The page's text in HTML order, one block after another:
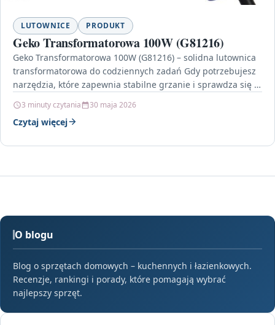
LUTOWNICE PRODUKT
Geko Transformatorowa 100W (G81216)
Geko Transformatorowa 100W (G81216) – solidna lutownica
transformatorowa do codziennych zadań Gdy potrzebujesz
narzędzia, które zapewnia stabilne grzanie i sprawdza się w
3 minuty czytania 30 maja 2026
Czytaj więcej
O blogu
Blog o sprzętach domowych – kuchennych i łazienkowych.
Recenzje, rankingi i porady, które pomagają wybrać
najlepszy sprzęt.